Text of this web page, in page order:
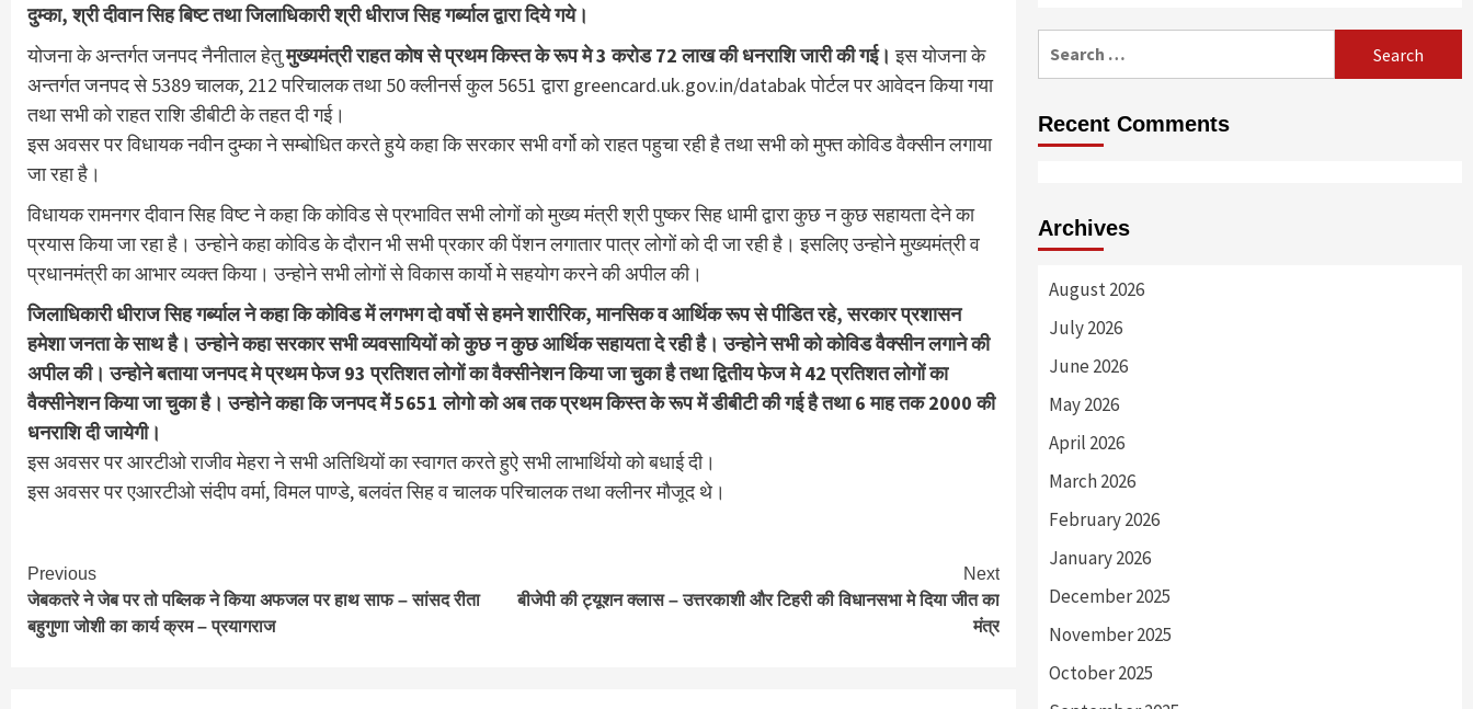
दुम्का, श्री दीवान सिह बिष्ट तथा जिलाधिकारी श्री धीराज सिह गर्ब्याल द्वारा दिये गये।
योजना के अन्तर्गत जनपद नैनीताल हेतुमुख्यमंत्री राहत कोष से प्रथम किस्त के रूप मे 3 करोड 72 लाख की धनराशि जारी की गई। इस योजना के
अन्तर्गत जनपद से 5389 चालक, 212 परिचालक तथा 50 क्लीनर्स कुल 5651 द्वारा greencard.uk.gov.in/databak पोर्टल पर आवेदन किया गया
तथा सभी को राहत राशि डीबीटी के तहत दी गई।
इस अवसर पर विधायक नवीन दुम्का ने सम्बोधित करते हुये कहा कि सरकार सभी वर्गो को राहत पहुचा रही है तथा सभी को मुफ्त कोविड वैक्सीन लगाया
जा रहा है।
विधायक रामनगर दीवान सिह विष्ट ने कहा कि कोविड से प्रभावित सभी लोगों को मुख्य मंत्री श्री पुष्कर सिह धामी द्वारा कुछ न कुछ सहायता देने का
प्रयास किया जा रहा है। उन्होने कहा कोविड के दौरान भी सभी प्रकार की पेंशन लगातार पात्र लोगों को दी जा रही है। इसलिए उन्होने मुख्यमंत्री व
प्रधानमंत्री का आभार व्यक्त किया। उन्होने सभी लोगों से विकास कार्यो मे सहयोग करने की अपील की।
जिलाधिकारी धीराज सिह गर्ब्याल ने कहा कि कोविड में लगभग दो वर्षो से हमने शारीरिक, मानसिक व आर्थिक रूप से पीडित रहे, सरकार प्रशासन
हमेशा जनता के साथ है। उन्होने कहा सरकार सभी व्यवसायियों को कुछ न कुछ आर्थिक सहायता दे रही है। उन्होने सभी को कोविड वैक्सीन लगाने की
अपील की। उन्होने बताया जनपद मे प्रथम फेज 93 प्रतिशत लोगों का वैक्सीनेशन किया जा चुका है तथा द्वितीय फेज मे 42 प्रतिशत लोगों का
वैक्सीनेशन किया जा चुका है। उन्होने कहा कि जनपद मेें 5651 लोगो को अब तक प्रथम किस्त के रूप में डीबीटी की गई है तथा 6 माह तक 2000 की
धनराशि दी जायेगी।
इस अवसर पर आरटीओ राजीव मेहरा ने सभी अतिथियों का स्वागत करते हुऐ सभी लाभार्थियो को बधाई दी।
इस अवसर पर एआरटीओ संदीप वर्मा, विमल पाण्डे, बलवंत सिह व चालक परिचालक तथा क्लीनर मौजूद थे।
Continue
Reading
Previous
जेबकतरे ने जेब पर तो पब्लिक ने किया अफजल पर हाथ साफ – सांसद रीता
बहुगुणा जोशी का कार्य क्रम – प्रयागराज
Next
बीजेपी की ट्यूशन क्लास – उत्तरकाशी और टिहरी की विधानसभा मे दिया जीत का
मंत्र
Recent Comments
Archives
August 2026
July 2026
June 2026
May 2026
April 2026
March 2026
February 2026
January 2026
December 2025
November 2025
October 2025